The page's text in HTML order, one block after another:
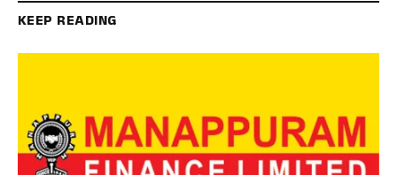
KEEP READING